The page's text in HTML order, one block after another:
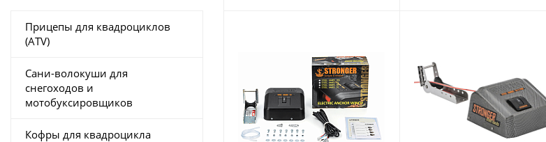
Прицепы для квадроциклов
(ATV)
Сани-волокуши для
снегоходов и
мотобуксировщиков
Кофры для квадроцикла